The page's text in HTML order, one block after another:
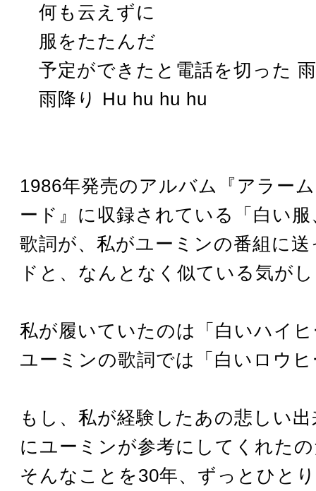
何も云えずに
服をたたんだ
予定ができたと電話を切った
雨降り Hu hu hu hu
1986年発売のアルバム『アラー
ード』に収録されている「白い
歌詞が、私がユーミンの番組に
ドと、なんとなく似ている気が
私が履いていたのは「白いハイ
ユーミンの歌詞では「白いロウ
もし、私が経験したあの悲しい
にユーミンが参考にしてくれた
そんなことを30年、ずっとひと